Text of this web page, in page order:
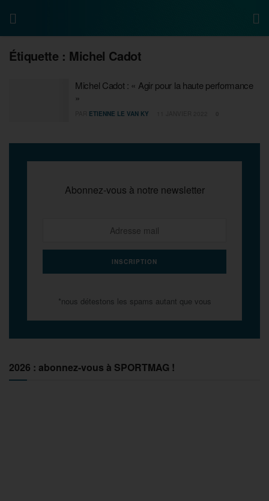
Étiquette : Michel Cadot
Michel Cadot : « Agir pour la haute performance
»
ETIENNE LE VAN KY
Abonnez-vous à notre newsletter
*nous détestons les spams autant que vous
2026 : abonnez-vous à SPORTMAG !